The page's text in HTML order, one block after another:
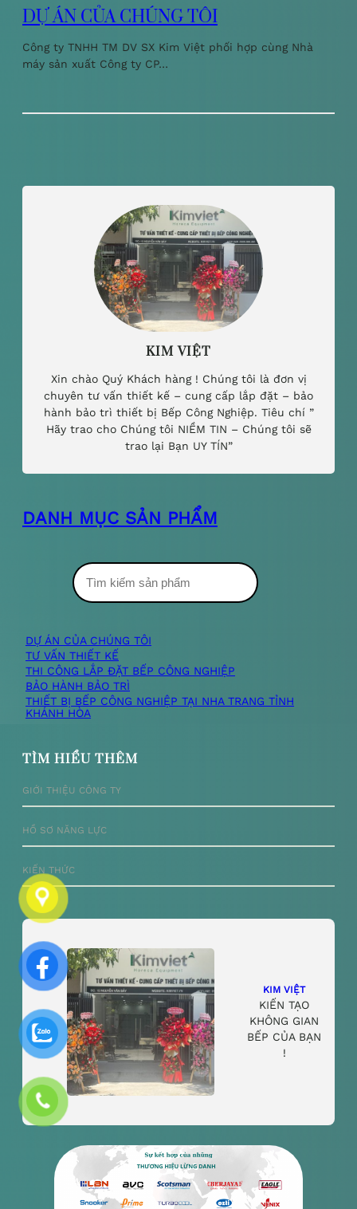
DỰ ÁN CỦA CHÚNG TÔI
Công ty TNHH TM DV SX Kim Việt phối hợp cùng Nhà
máy sản xuất Công ty CP…
KIM VIỆT
Xin chào Quý Khách hàng ! Chúng tôi là đơn vị
chuyên tư vấn thiết kế – cung cấp lắp đặt – bảo
hành bảo trì thiết bị Bếp Công Nghiệp. Tiêu chí ”
Hãy trao cho Chúng tôi NIỀM TIN – Chúng tôi sẽ
trao lại Bạn UY TÍN”
DANH MỤC SẢN PHẨM
m
k
i
ế
m
DỰ ÁN CỦA CHÚNG TÔI
TƯ VẤN THIẾT KẾ
THI CÔNG LẮP ĐẶT BẾP CÔNG NGHIỆP
BẢO HÀNH BẢO TRÌ
THIẾT BỊ BẾP CÔNG NGHIỆP TẠI NHA TRANG TỈNH
KHÁNH HÒA
TÌM HIỂU THÊM
GIỚI THIỆU CÔNG TY
HỒ SƠ NĂNG LỰC
KIẾN THỨC
KIM VIỆT
KIẾN TẠO
KHÔNG GIAN
BẾP CỦA BẠN
!